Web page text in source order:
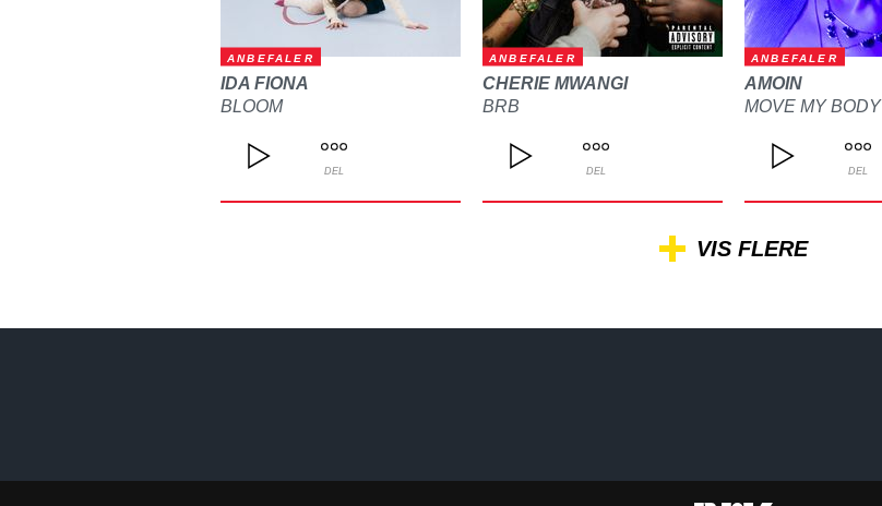
ANBEFALER
IDA FIONA
BLOOM
DEL
ANBEFALER
CHERIE MWANGI
BRB
DEL
ANBEFALER
AMOIN
MOVE MY BODY
DEL
VIS FLERE